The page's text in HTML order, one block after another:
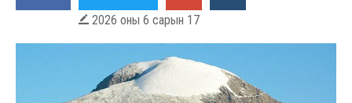
 2026 оны 6 сарын 17